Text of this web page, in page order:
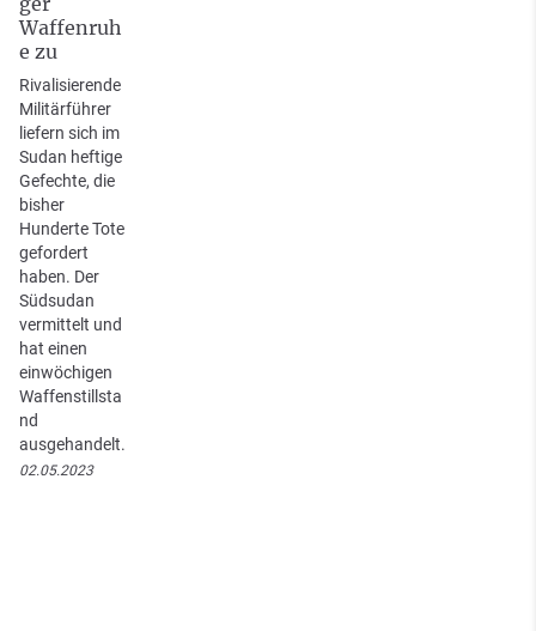
Waffenruh
e zu
Rivalisierende
Militärführer
liefern sich im
Sudan heftige
Gefechte, die
bisher
Hunderte Tote
gefordert
haben. Der
Südsudan
vermittelt und
hat einen
einwöchigen
Waffenstillsta
nd
ausgehandelt.
02.05.2023